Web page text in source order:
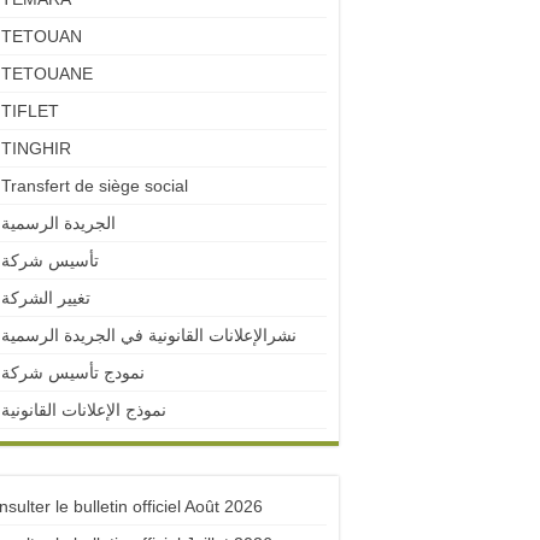
TETOUAN
TETOUANE
TIFLET
TINGHIR
Transfert de siège social
الجريدة الرسمية
تأسيس شركة
تغيير الشركة
نشرالإعلانات القانونية في الجريدة الرسمية
نمودج تأسيس شركة
نموذج الإعلانات القانونية
le bulletin officiel Août 2026